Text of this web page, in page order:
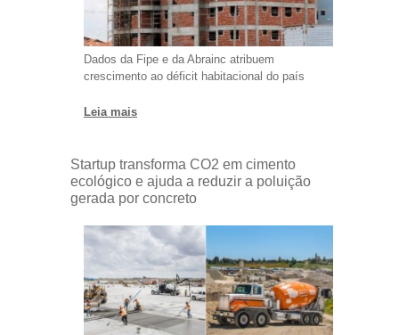
Dados da Fipe e da Abrainc atribuem
crescimento ao déficit habitacional do país
Leia mais
Startup transforma CO2 em cimento
ecológico e ajuda a reduzir a poluição
gerada por concreto